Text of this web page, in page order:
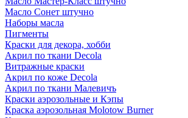
Масло Сонет штучно
Наборы масла
Пигменты
Краски для декора, хобби
Акрил по ткани Decola
Витражные краски
Акрил по коже Decola
Акрил по ткани Малевичъ
Краски аэрозольные и Кэпы
Краска аэрозольная Molotow Burner